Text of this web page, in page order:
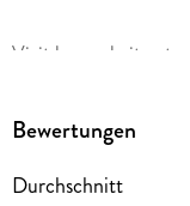
Visit her website at
Instagram
Bewertungen
Durchschnitt